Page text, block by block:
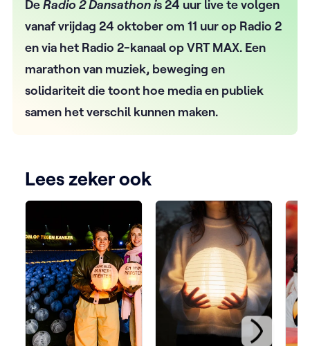
DeRadio 2 Dansathon is 24 uur live te volgen
vanaf vrijdag 24 oktober om 11 uur op Radio 2
en via het Radio 2-kanaal op VRT MAX. Een
marathon van muziek, beweging en
solidariteit die toont hoe media en publiek
samen het verschil kunnen maken.
Lees zeker ook